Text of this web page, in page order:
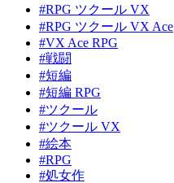
#RPG ツクール VX
#RPG ツクール VX Ace
#VX Ace RPG
#戦闘
#短編
#短編 RPG
#ツクール
#ツクール VX
#絵本
#RPG
#処女作